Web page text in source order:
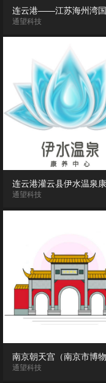
通望科技
通望科技
通望科技